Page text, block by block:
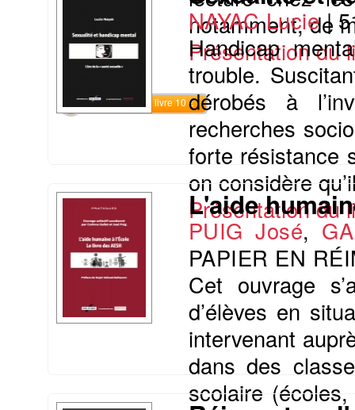
notamment, de
Présentation du
Commander le livre 10 €
NAYAC Lucie |
Handicap
trouble.
dérobés à
recherches
forte résistance
on considère
Présentation du
L'aide
PUIG José,
PAPIER EN
Cet ouvrage
d’élèves en
intervenant
dans des
scolaire